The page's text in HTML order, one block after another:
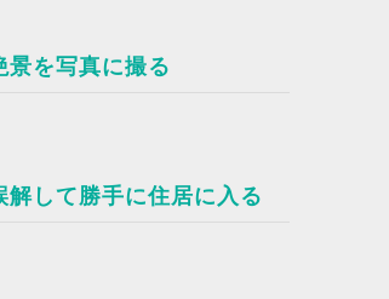
景を写真に撮る
解して勝手に住居に入る